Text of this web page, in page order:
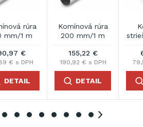
Komínová
strieška 200 mm
127,31 € s DPH
Napájací kábel 10
408,37 €
502,30 € s DPH